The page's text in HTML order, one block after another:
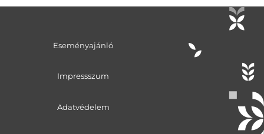
Eseményajánló
Impressszum
Adatvédelem